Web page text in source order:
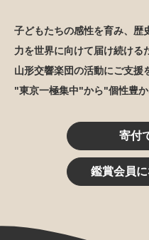
子どもたちの感性を育み、歴
力を世界に向けて届け続ける
山形交響楽団の活動にご支援
"東京一極集中"から"個性豊
寄付
鑑賞会員